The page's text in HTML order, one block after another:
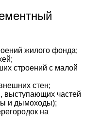
жилого фонда;
строений с малой
стен;
выступающих частей
и дымоходы);
на